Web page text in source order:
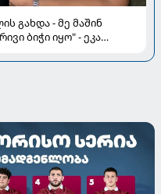
გახდა - მე მაშინ
ბიჭი იყო" - ეკა